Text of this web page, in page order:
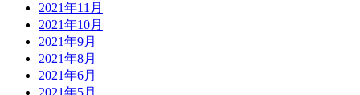
2021年11月
2021年10月
2021年9月
2021年8月
2021年6月